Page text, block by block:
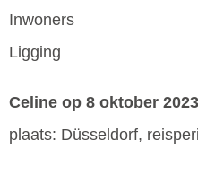
Inwoners
Ligging
Celine op 8 oktober 2023
plaats: Düsseldorf,